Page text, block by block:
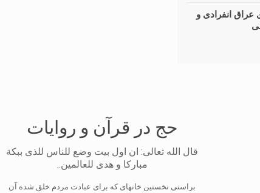
عراق انفرادی و
حج در قرآن و روایات
قال الله تعالى: ان اول بیت وضع للناس للذى ببكة
مباركا و هدى للعالمین..
براستى نخستین خانه‏اى كه براى عبادت مردم خلق شده آن